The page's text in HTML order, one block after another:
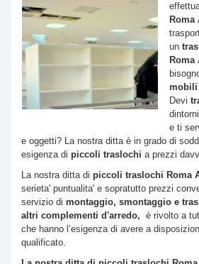
Roma
un
Roma
mobili
Devi
e ti
e oggetti? La nostra ditta è in grado di
esigenza di piccoli traslochi a prezzi
La nostra ditta di piccoli traslochi Roma
serieta' puntualita' e sopratutto prezzi
servizio di montaggio, smontaggio e
altri complementi d'arredo, è rivolto a
che hanno l’esigenza di avere a
qualificato.